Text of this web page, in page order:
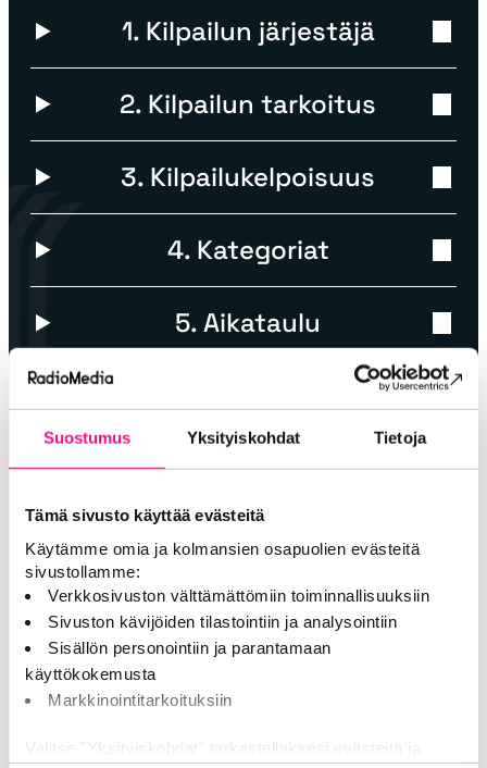
Suostumus Yksityiskohdat Tietoja
Tämä sivusto käyttää evästeitä
Käytämme omia ja kolmansien osapuolien evästeitä
sivustollamme:
Verkkosivuston välttämättömiin toiminnallisuuksiin
Sivuston kävijöiden tilastointiin ja analysointiin
Sisällön personointiin ja parantamaan
käyttökokemusta
Markkinointitarkoituksiin
1. Kilpailun järjestäjä
2. Kilpailun tarkoitus
3. Kilpailukelpoisuus
4. Kategoriat
5. Aikataulu
6. Ilmoittautuminen
7. Tuomarointi
8. Palkitseminen
9. Osallistumismaksut
10. Kilpailumainosten käyttö